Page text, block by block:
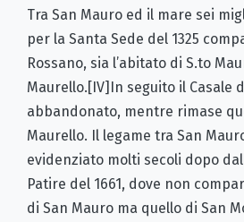
Tra San Mauro ed il mare sei
per la Santa Sede del 1325
Rossano, sia l’abitato di S.to
Maurello.[IV]In seguito il Casale
abbandonato, mentre rimase
Maurello. Il legame tra San
evidenziato molti secoli dopo
Patire del 1661, dove non
di San Mauro ma quello di San